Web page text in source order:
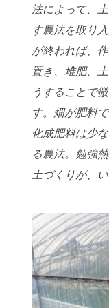
法によって、
す農法を取り
が終われば、
置き、堆肥、
うすることで
す。畑が肥料
化成肥料は少
る農法。勉強
土づくりが、